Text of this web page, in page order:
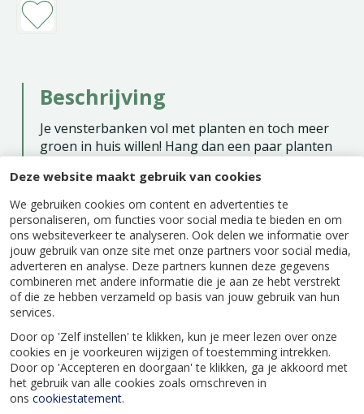
Deze website maakt gebruik van cookies
We gebruiken cookies om content en advertenties te
personaliseren, om functies voor social media te bieden en om
ons websiteverkeer te analyseren. Ook delen we informatie over
jouw gebruik van onze site met onze partners voor social media,
adverteren en analyse. Deze partners kunnen deze gegevens
combineren met andere informatie die je aan ze hebt verstrekt
of die ze hebben verzameld op basis van jouw gebruik van hun
services.
Door op 'Zelf instellen' te klikken, kun je meer lezen over onze
cookies en je voorkeuren wijzigen of toestemming intrekken.
Door op 'Accepteren en doorgaan' te klikken, ga je akkoord met
het gebruik van alle cookies zoals omschreven in
ons cookiestatement.
Beschrijving
Je vensterbanken vol met planten en toch meer
groen in huis willen! Hang dan een paar planten
macramé. Mooi en praktisch en nog meer groen
in huis voor een echte urban jungle. De
plantenhanger is gemaakt van kwalitatief
natuurlijk touw voor een warme uitstraling. Hang
een paar plantenhangers op verschillende
hoogtes bij elkaar voor een speels effect. Zoek
een mooie bloempot in een vrolijke, donkere of
terracotta kleur uit die helemaal bij jouw
varen er in en je kunt genieten van meer groen
in huis.